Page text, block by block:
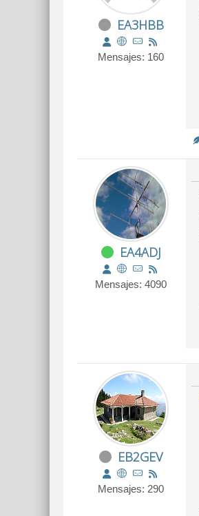
EA3HBB
Mensajes: 160
EA4ADJ
Mensajes: 4090
EB2GEV
Mensajes: 290